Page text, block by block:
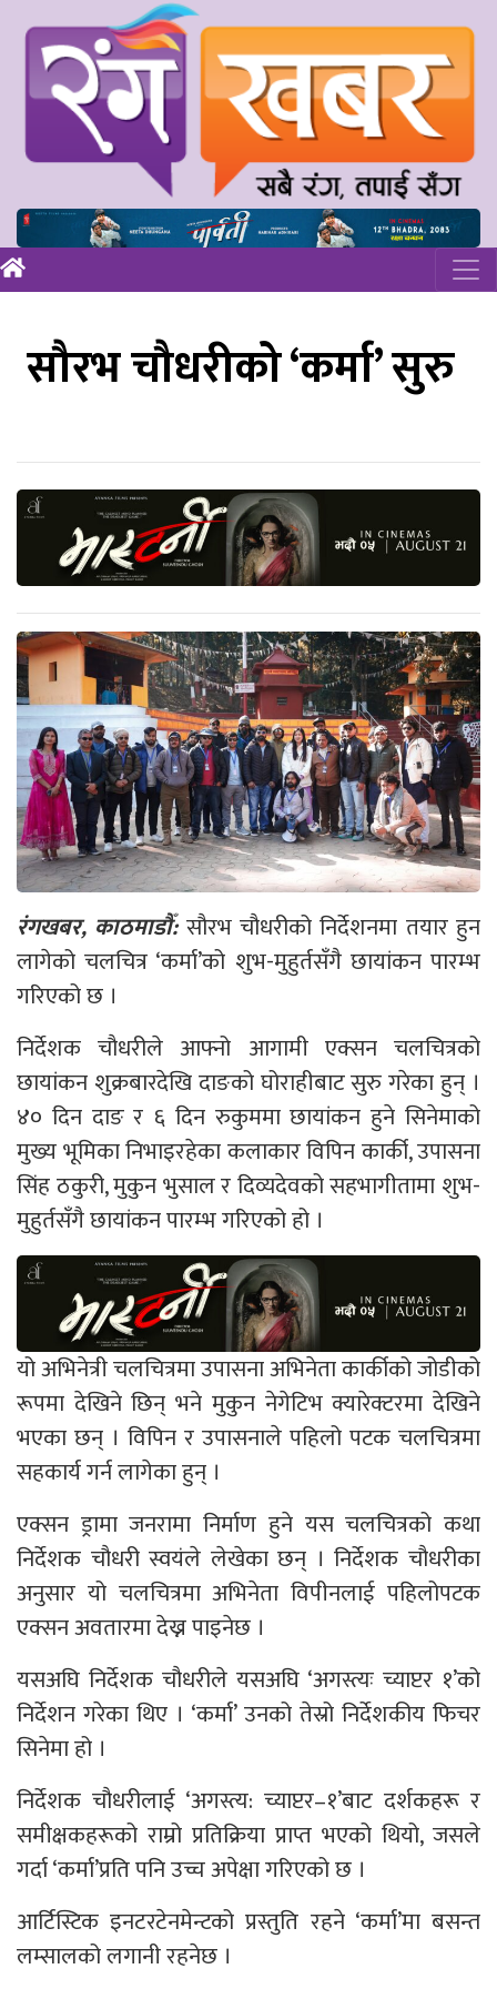
सौरभ चौधरीको ‘कर्मा’ सुरु
रंगखबर, काठमाडौँ: सौरभ चौधरीको निर्देशनमा तयार हुन
लागेको चलचित्र ‘कर्मा’को शुभ-मुहुर्तसँगै छायांकन पारम्भ
गरिएको छ ।
निर्देशक चौधरीले आफ्नो आगामी एक्सन चलचित्रको
छायांकन शुक्रबारदेखि दाङको घोराहीबाट सुरु गरेका हुन् ।
४० दिन दाङ र ६ दिन रुकुममा छायांकन हुने सिनेमाको
मुख्य भूमिका निभाइरहेका कलाकार विपिन कार्की, उपासना
सिंह ठकुरी, मुकुन भुसाल र दिव्यदेवको सहभागीतामा शुभ-
मुहुर्तसँगै छायांकन पारम्भ गरिएको हो ।
यो अभिनेत्री चलचित्रमा उपासना अभिनेता कार्कीको जोडीको
रूपमा देखिने छिन् भने मुकुन नेगेटिभ क्यारेक्टरमा देखिने
भएका छन् । विपिन र उपासनाले पहिलो पटक चलचित्रमा
सहकार्य गर्न लागेका हुन् ।
एक्सन ड्रामा जनरामा निर्माण हुने यस चलचित्रको कथा
निर्देशक चौधरी स्वयंले लेखेका छन् । निर्देशक चौधरीका
अनुसार यो चलचित्रमा अभिनेता विपीनलाई पहिलोपटक
एक्सन अवतारमा देख्न पाइनेछ ।
यसअघि निर्देशक चौधरीले यसअघि ‘अगस्त्यः च्याप्टर १’को
निर्देशन गरेका थिए । ‘कर्मा’ उनको तेस्रो निर्देशकीय फिचर
सिनेमा हो ।
निर्देशक चौधरीलाई ‘अगस्त्य: च्याप्टर–१’बाट दर्शकहरू र
समीक्षकहरूको राम्रो प्रतिक्रिया प्राप्त भएको थियो, जसले
गर्दा ‘कर्मा’प्रति पनि उच्च अपेक्षा गरिएको छ ।
आर्टिस्टिक इनटरटेनमेन्टको प्रस्तुति रहने ‘कर्मा’मा बसन्त
लम्सालको लगानी रहनेछ ।